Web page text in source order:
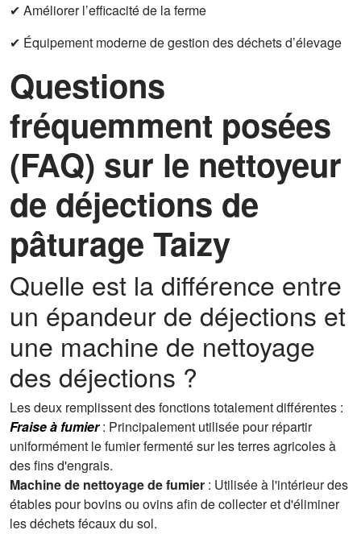
✔ Améliorer l’efficacité de la ferme
✔ Équipement moderne de gestion des déchets d’élevage
Questions
fréquemment posées
(FAQ) sur le nettoyeur
de déjections de
pâturage Taizy
Quelle est la différence entre
un épandeur de déjections et
une machine de nettoyage
des déjections ?
Les deux remplissent des fonctions totalement différentes :
Fraise à fumier: Principalement utilisée pour répartir
uniformément le fumier fermenté sur les terres agricoles à
des fins d'engrais.
Machine de nettoyage de fumier : Utilisée à l'intérieur des
étables pour bovins ou ovins afin de collecter et d'éliminer
les déchets fécaux du sol.